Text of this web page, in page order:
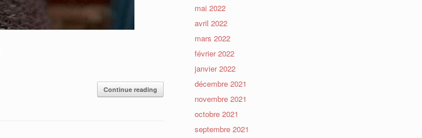
Continue reading
mai 2022
avril 2022
mars 2022
février 2022
janvier 2022
décembre 2021
novembre 2021
octobre 2021
septembre 2021